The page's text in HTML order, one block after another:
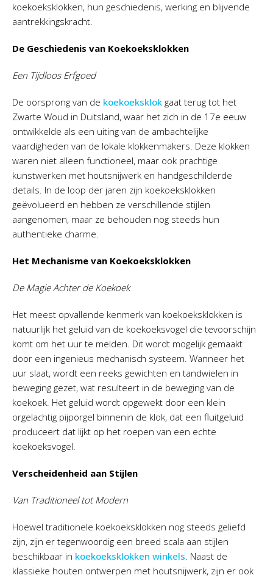
koekoeksklokken, hun geschiedenis, werking en blijvende
aantrekkingskracht.
De Geschiedenis van Koekoeksklokken
Een Tijdloos Erfgoed
De oorsprong van de koekoeksklok gaat terug tot het
Zwarte Woud in Duitsland, waar het zich in de 17e eeuw
ontwikkelde als een uiting van de ambachtelijke
vaardigheden van de lokale klokkenmakers. Deze klokken
waren niet alleen functioneel, maar ook prachtige
kunstwerken met houtsnijwerk en handgeschilderde
details. In de loop der jaren zijn koekoeksklokken
geëvolueerd en hebben ze verschillende stijlen
aangenomen, maar ze behouden nog steeds hun
authentieke charme.
Het Mechanisme van Koekoeksklokken
De Magie Achter de Koekoek
Het meest opvallende kenmerk van koekoeksklokken is
natuurlijk het geluid van de koekoeksvogel die tevoorschijn
komt om het uur te melden. Dit wordt mogelijk gemaakt
door een ingenieus mechanisch systeem. Wanneer het
uur slaat, wordt een reeks gewichten en tandwielen in
beweging gezet, wat resulteert in de beweging van de
koekoek. Het geluid wordt opgewekt door een klein
orgelachtig pijporgel binnenin de klok, dat een fluitgeluid
produceert dat lijkt op het roepen van een echte
koekoeksvogel.
Verscheidenheid aan Stijlen
Van Traditioneel tot Modern
Hoewel traditionele koekoeksklokken nog steeds geliefd
zijn, zijn er tegenwoordig een breed scala aan stijlen
beschikbaar in koekoeksklokken winkels. Naast de
klassieke houten ontwerpen met houtsnijwerk, zijn er ook